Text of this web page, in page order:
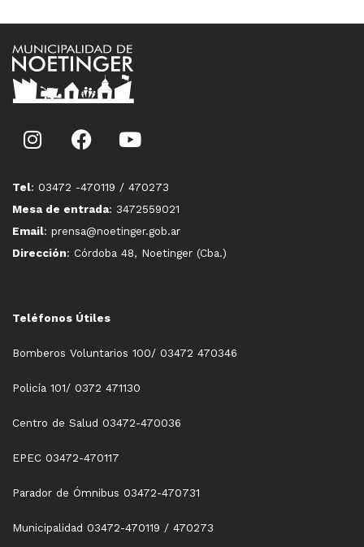
Tel: 03472 -470119 / 470273
Mesa de entrada: 3472559021
Email: prensa@noetinger.gob.ar
Dirección: Córdoba 48, Noetinger (Cba.)
Teléfonos Útiles
Bomberos Voluntarios 100/ 03472 470346
Policía 101/ 0372 471130
Centro de Salud 03472-470036
EPEC 03472-470117
Parador de Ómnibus 03472-470731
Municipalidad 03472-470119 / 470273